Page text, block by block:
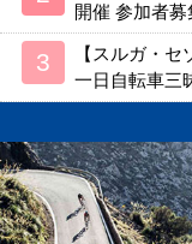
開催 参加者募
【スルガ・
一日自転車三